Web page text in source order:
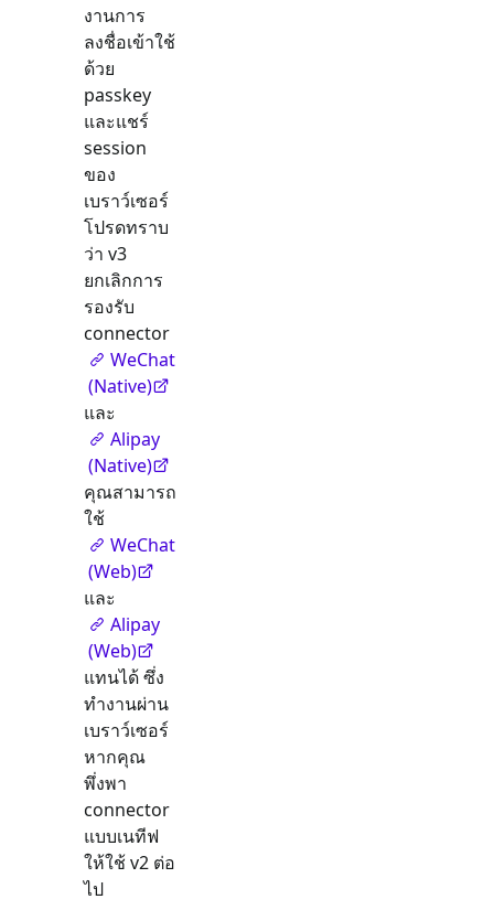
งานการ
ลงชื่อเข้าใช้
ด้วย
passkey
และแชร์
session
ของ
เบราว์เซอร์
โปรดทราบ
ว่า v3
ยกเลิกการ
รองรับ
connector
WeChat
(Native)
และ
Alipay
(Native)
คุณสามารถ
ใช้
WeChat
(Web)
และ
Alipay
(Web)
แทนได้ ซึ่ง
ทำงานผ่าน
เบราว์เซอร์
หากคุณ
พึ่งพา
connector
แบบเนทีฟ
ให้ใช้ v2 ต่อ
ไป